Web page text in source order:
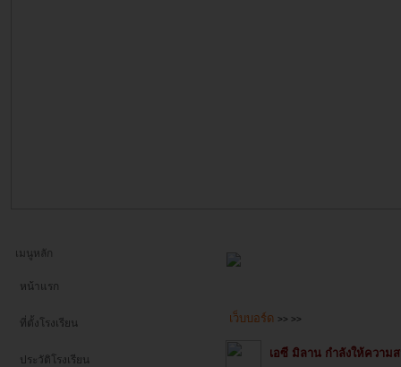
เมนูหลัก
หน้าแรก
ที่ตั้งโรงเรียน
ประวัติโรงเรียน
เว็บบอร์ด >> >>
เอซี มิลาน กำลังให้ความ